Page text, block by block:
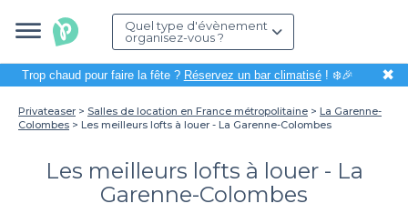
Quel type d'évènement
organisez-vous ?
Trop chaud pour faire la fête ? Réservez un bar climatisé! ❄️🎉 ✖
Privateaser Salles de location en France métropolitaine
La Garenne-
Colombes
Les meilleurs lofts à louer - La Garenne-Colombes
Les meilleurs lofts à louer - La
Garenne-Colombes